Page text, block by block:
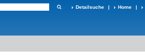
Detailsuche | Home |